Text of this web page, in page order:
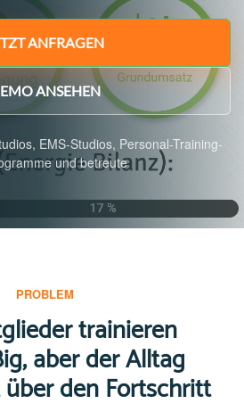
ANFRAGEN
ANSEHEN
EMS-Studios, Personal-Training-
und betreute
PROBLEM
trainieren
aber der Alltag
den Fortschritt